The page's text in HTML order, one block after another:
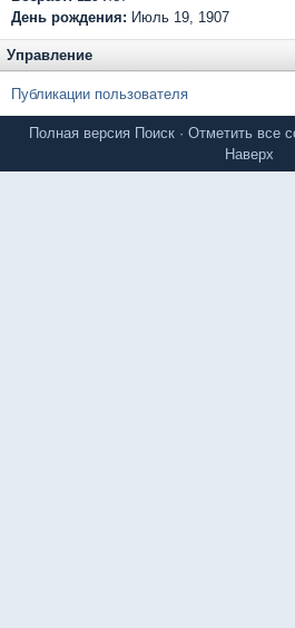
День рождения: Июль 19, 1907
Управление
Публикации пользователя
Полная версия Поиск · Отметить все
Наверх